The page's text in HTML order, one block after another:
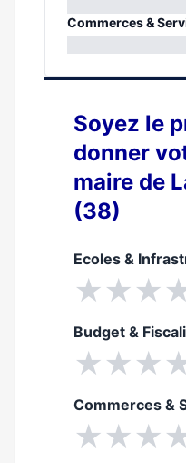
0%
Commerces &
Soyez le
donner
maire de
(38)
Ecoles &
★★★
Budget &
★★★
Commerces &
★★★